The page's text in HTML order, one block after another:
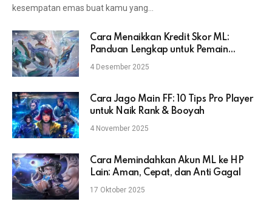
kesempatan emas buat kamu yang…
Cara Menaikkan Kredit Skor ML:
Panduan Lengkap untuk Pemain
Mobile Legends
4 Desember 2025
Cara Jago Main FF: 10 Tips Pro Player
untuk Naik Rank & Booyah
4 November 2025
Cara Memindahkan Akun ML ke HP
Lain: Aman, Cepat, dan Anti Gagal
17 Oktober 2025